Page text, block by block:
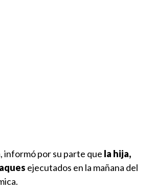
informó por su parte que la hija,
ejecutados en la mañana del